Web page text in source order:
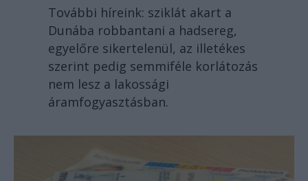
További híreink: sziklát akart a
Dunába robbantani a hadsereg,
egyelőre sikertelenül, az illetékes
szerint pedig semmiféle korlátozás
nem lesz a lakossági
áramfogyasztásban.